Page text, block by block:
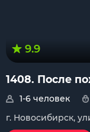
9.9
1408. После
1-6 человек
г. Новосибирск,